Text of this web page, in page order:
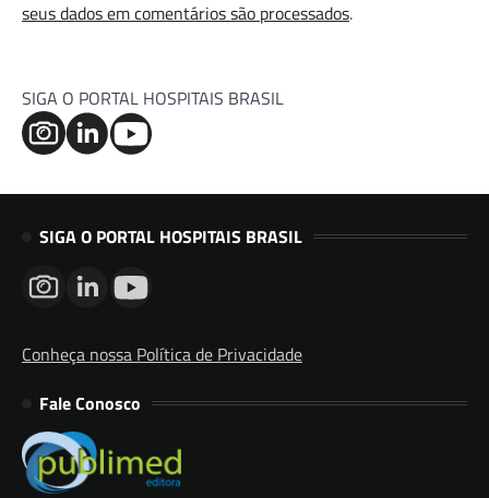
seus dados em comentários são processados.
SIGA O PORTAL HOSPITAIS BRASIL
SIGA O PORTAL HOSPITAIS BRASIL
Conheça nossa Política de Privacidade
Fale Conosco